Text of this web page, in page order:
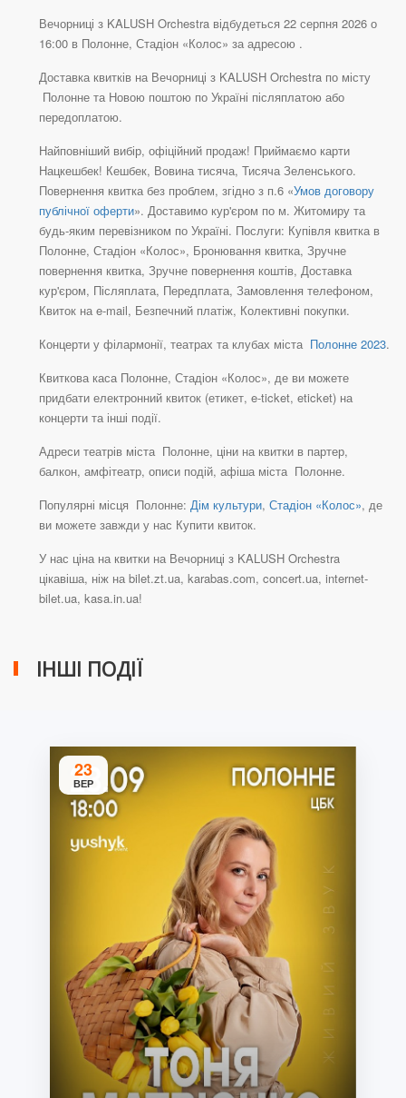
Вечорниці з KALUSH Orchestra відбудеться 22 серпня 2026 о
16:00 в Полонне, Стадіон «Колос» за адресою .
Доставка квитків на Вечорниці з KALUSH Orchestra по місту
Полонне та Новою поштою по Україні післяплатою або
передоплатою.
Найповніший вибір, офіційний продаж! Приймаємо карти
Нацкешбек! Кешбек, Вовина тисяча, Тисяча Зеленського.
Повернення квитка без проблем, згідно з п.6 «Умов договору
публічної оферти». Доставимо кур'єром по м. Житомиру та
будь-яким перевізником по Україні. Послуги: Купівля квитка в
Полонне, Стадіон «Колос», Бронювання квитка, Зручне
повернення квитка, Зручне повернення коштів, Доставка
кур'єром, Післяплата, Передплата, Замовлення телефоном,
Квиток на e-mail, Безпечний платіж, Колективні покупки.
Концерти у філармонії, театрах та клубах міста Полонне 2023.
Квиткова каса Полонне, Стадіон «Колос», де ви можете
придбати електронний квиток (етикет, e-ticket, eticket) на
концерти та інші події.
Адреси театрів міста Полонне, ціни на квитки в партер,
балкон, амфітеатр, описи подій, афіша міста Полонне.
Популярні місця Полонне: Дім культури, Стадіон «Колос», де
ви можете завжди у нас Купити квиток.
У нас ціна на квитки на Вечорниці з KALUSH Orchestra
цікавіша, ніж на bilet.zt.ua, karabas.com, concert.ua, internet-
bilet.ua, kasa.in.ua!
ІНШІ ПОДІЇ
23
ВЕР